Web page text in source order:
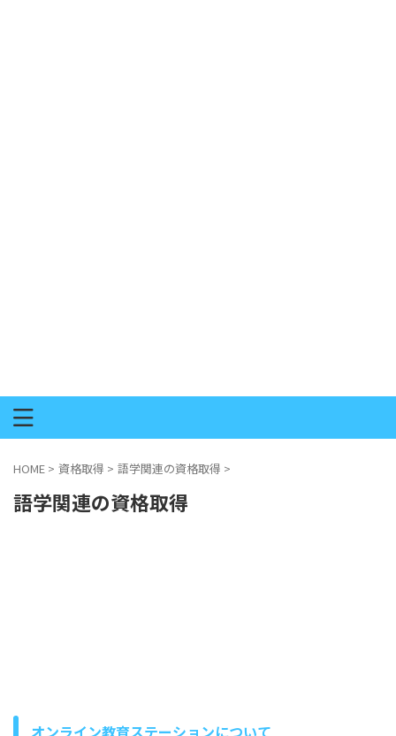
HOME > 資格取得 > 語学関連の資格取得 >
語学関連の資格取得
オンライン教育ステーションについて